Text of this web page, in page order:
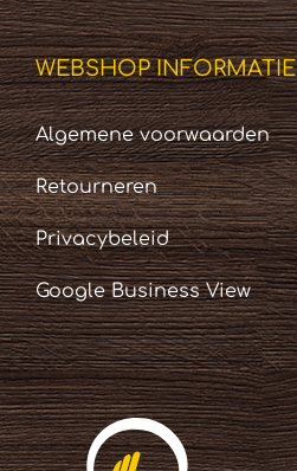
WEBSHOP INFORMATIE
Algemene voorwaarden
Retourneren
Privacybeleid
Google Business View